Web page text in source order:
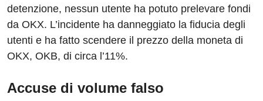
detenzione, nessun utente ha potuto prelevare fondi
da OKX. L’incidente ha danneggiato la fiducia degli
utenti e ha fatto scendere il prezzo della moneta di
OKX, OKB, di circa l’11%.
Accuse di volume falso